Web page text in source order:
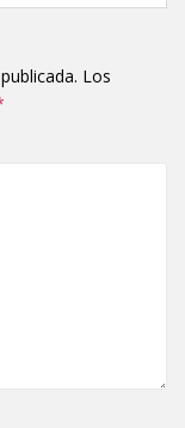
Los